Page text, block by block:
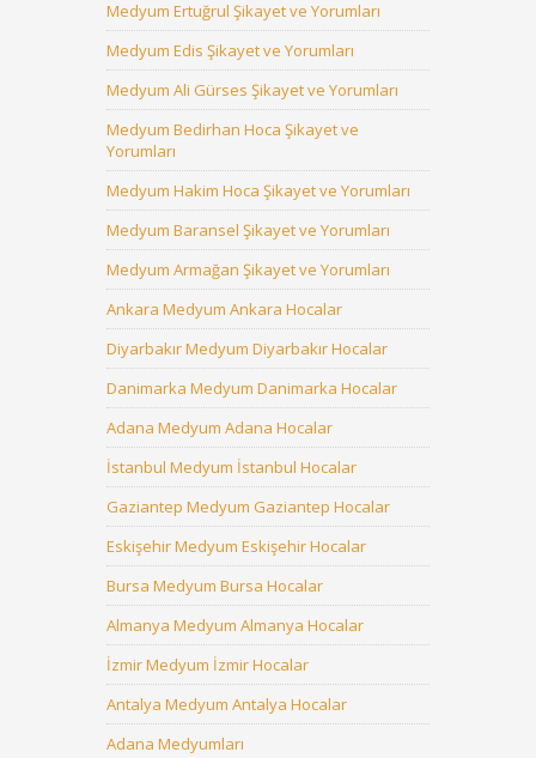
Medyum Ertuğrul Şikayet ve Yorumları
Medyum Edis Şikayet ve Yorumları
Medyum Ali Gürses Şikayet ve Yorumları
Medyum Bedirhan Hoca Şikayet ve
Yorumları
Medyum Hakim Hoca Şikayet ve Yorumları
Medyum Baransel Şikayet ve Yorumları
Medyum Armağan Şikayet ve Yorumları
Ankara Medyum Ankara Hocalar
Diyarbakır Medyum Diyarbakır Hocalar
Danimarka Medyum Danimarka Hocalar
Adana Medyum Adana Hocalar
İstanbul Medyum İstanbul Hocalar
Gaziantep Medyum Gaziantep Hocalar
Eskişehir Medyum Eskişehir Hocalar
Bursa Medyum Bursa Hocalar
Almanya Medyum Almanya Hocalar
İzmir Medyum İzmir Hocalar
Antalya Medyum Antalya Hocalar
Adana Medyumları